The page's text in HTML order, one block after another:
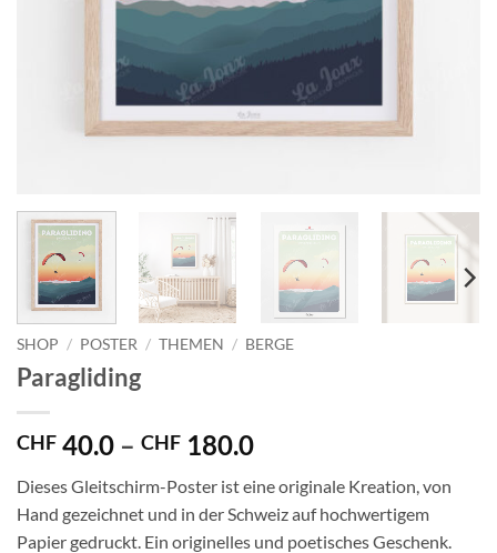
SHOP / POSTER / THEMEN / BERGE
Paragliding
CHF 40.0 – CHF 180.0Preisspanne:
bis
CHF 180.0
Dieses Gleitschirm-Poster ist eine originale Kreation, von
Hand gezeichnet und in der Schweiz auf hochwertigem
Papier gedruckt. Ein originelles und poetisches Geschenk.